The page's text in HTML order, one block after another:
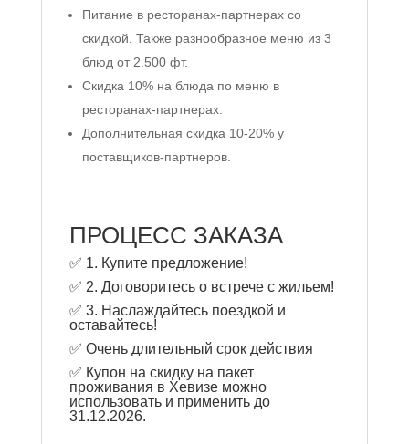
Питание в ресторанах-партнерах со
скидкой. Также разнообразное меню из 3
блюд от 2.500 фт.
Скидка 10% на блюда по меню в
ресторанах-партнерах.
Дополнительная скидка 10-20% у
поставщиков-партнеров.
ПРОЦЕСС ЗАКАЗА
✅ 1. Купите предложение!
✅ 2. Договоритесь о встрече с жильем!
✅ 3. Наслаждайтесь поездкой и
оставайтесь!
✅ Очень длительный срок действия
✅ Купон на скидку на пакет
проживания в Хевизе можно
использовать и применить до
31.12.2026.